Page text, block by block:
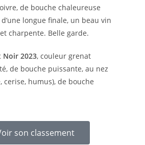
de bouche chaleureuse
longue finale, un beau vin
charpente. Belle garde.
Noir 2023, couleur grenat
de bouche puissante, au nez
cerise, humus), de bouche
son classement